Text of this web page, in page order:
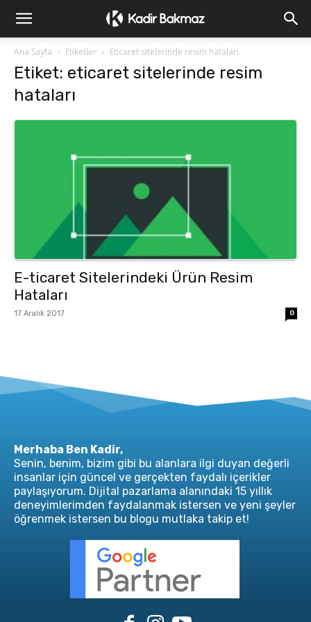
Ana Sayfa Etiketler Eticaret sitelerinde resim hataları
Etiket: eticaret sitelerinde resim
hataları
E-ticaret Sitelerindeki Ürün Resim
Hataları
17 Aralık 2017 0
Merhaba Ben Kadir,
Senin, benim, bizim gibi bu alanlara ilgi duyan değerli
insanlar için güncel ve gerçekten faydalı içerikler
paylaşıyorum. Dijital pazarlama alanındaki 15 yıllık
deneyimlerimden faydalanmak istersen ve yeni şeyler
öğrenmek istersen bu blogu mutlaka takip et!